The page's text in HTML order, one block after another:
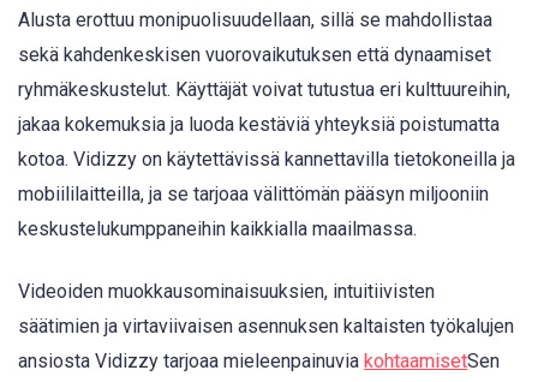
Alusta erottuu monipuolisuudellaan, sillä se mahdollistaa
sekä kahdenkeskisen vuorovaikutuksen että dynaamiset
ryhmäkeskustelut. Käyttäjät voivat tutustua eri kulttuureihin,
jakaa kokemuksia ja luoda kestäviä yhteyksiä poistumatta
kotoa. Vidizzy on käytettävissä kannettavilla tietokoneilla ja
mobiililaitteilla, ja se tarjoaa välittömän pääsyn miljooniin
keskustelukumppaneihin kaikkialla maailmassa.
Videoiden muokkausominaisuuksien, intuitiivisten
säätimien ja virtaviivaisen asennuksen kaltaisten työkalujen
ansiosta Vidizzy tarjoaa mieleenpainuvia kohtaamisetSen